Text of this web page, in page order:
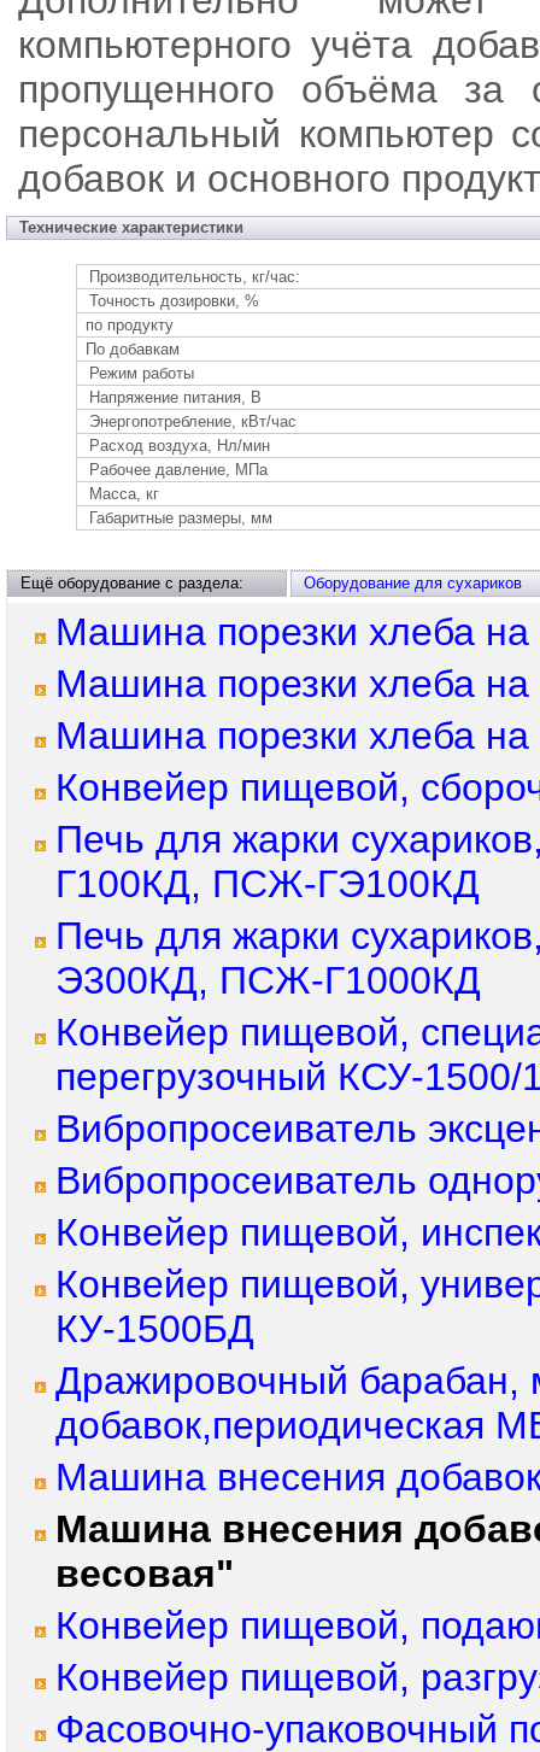
компьютерного учёта
пропущенного объёма
персональный компьютер
добавок и основного
Технические характеристики
Производительность, кг/час:
Точность дозировки, %
по продукту
По добавкам
Режим работы
Напряжение питания, В
Энергопотребление, кВт/час
Расход воздуха, Нл/мин
Рабочее давление, МПа
Масса, кг
Габаритные размеры, мм
Ещё оборудование с раздела: Оборудование для сухариков
Машина порезки хлеба
Машина порезки хлеба на
Машина порезки хлеба
Конвейер пищевой,
Печь для жарки
Г100КД, ПСЖ-ГЭ100КД
Печь для жарки
Э300КД, ПСЖ-Г1000КД
Конвейер пищевой,
перегрузочный КСУ-1500/
Вибропросеиватель
Вибропросеиватель
Конвейер пищевой,
Конвейер пищевой,
КУ-1500БД
Дражировочный барабан,
добавок,периодическая
Машина внесения
Машина внесения
весовая"
Конвейер пищевой,
Конвейер пищевой,
Фасовочно-упаковочный